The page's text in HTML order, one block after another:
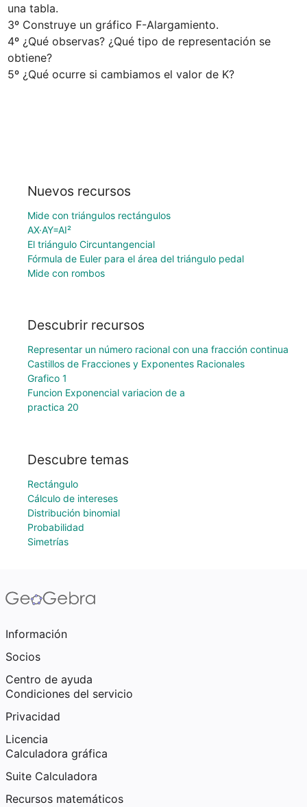
una tabla.
3º Construye un gráfico F-Alargamiento.
4º ¿Qué observas? ¿Qué tipo de representación se
obtiene?
5º ¿Qué ocurre si cambiamos el valor de K?
Nuevos recursos
Mide con triángulos rectángulos
AX·AY=AI²
El triángulo Circuntangencial
Fórmula de Euler para el área del triángulo pedal
Mide con rombos
Descubrir recursos
Representar un número racional con una fracción continua
Castillos de Fracciones y Exponentes Racionales
Grafico 1
Funcion Exponencial variacion de a
practica 20
Descubre temas
Rectángulo
Cálculo de intereses
Distribución binomial
Probabilidad
Simetrías
Información
Socios
Centro de ayuda
Condiciones del servicio
Privacidad
Licencia
Calculadora gráfica
Suite Calculadora
Recursos matemáticos